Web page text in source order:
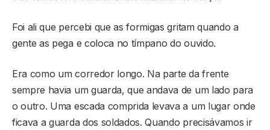
Foi ali que percebi que as formigas gritam quando a
gente as pega e coloca no tímpano do ouvido.
Era como um corredor longo. Na parte da frente
sempre havia um guarda, que andava de um lado para
o outro. Uma escada comprida levava a um lugar onde
ficava a guarda dos soldados. Quando precisávamos ir